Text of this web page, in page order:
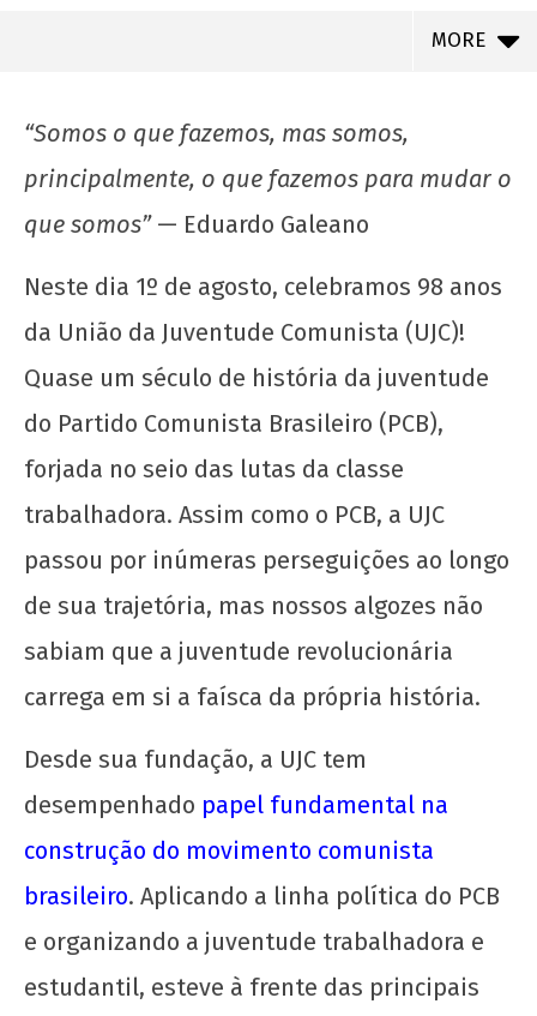
MORE
UJC 98 anos: juventude que ousa lutar constrói
o Poder Popular!
1 de
agosto
de
2025
UJC
Manifesto de Lançamento da Campanha
1 de
agosto
“Somos o que fazemos, mas somos,
principalmente, o que fazemos para mudar o
que somos”— Eduardo Galeano
Neste dia 1º de agosto, celebramos 98 anos
da União da Juventude Comunista (UJC)!
Quase um século de história da juventude
do Partido Comunista Brasileiro (PCB),
forjada no seio das lutas da classe
trabalhadora. Assim como o PCB, a UJC
passou por inúmeras perseguições ao longo
de sua trajetória, mas nossos algozes não
sabiam que a juventude revolucionária
carrega em si a faísca da própria história.
Desde sua fundação, a UJC tem
desempenhado papel fundamental na
construção do movimento comunista
brasileiro. Aplicando a linha política do PCB
e organizando a juventude trabalhadora e
estudantil, esteve à frente das principais